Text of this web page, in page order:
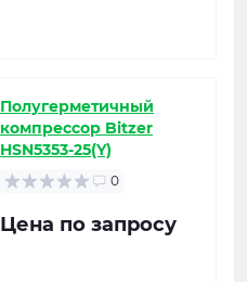
Полугерметичный
компрессор Bitzer
HSN5353-25(Y)
0
Цена по запросу